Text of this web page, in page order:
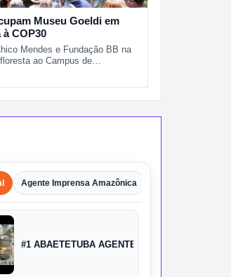
Museu Goeldi em
COP30
Mendes e Fundação BB na
ao Campus de…
Agente Imprensa Amazônica
#1 ABAETETUBA AGENTE IMPRENSA